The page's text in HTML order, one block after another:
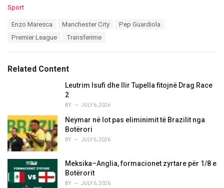
C
i
Sport
Enzo Maresca Manchester City
Pep Guardiola
Premier League
Transferime
Related Content
Leutrim Isufi dhe Ilir Tupella fitojnë Drag Race
2
BY JULY 6, 2026
Neymar në lot pas eliminimit të Brazilit nga
Botërori
BY JULY 6, 2026
Meksika–Anglia, formacionet zyrtare për 1/8 e
Botërorit
BY JULY 6, 2026